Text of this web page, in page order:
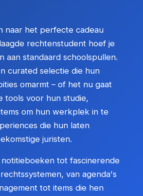
naar het perfecte cadeau
rechtenstudent hoef je
aan standaard schoolspullen.
curated selectie die hun
omarmt – of het nu gaat
tools voor hun studie,
om hun werkplek in te
die hun laten
juristen.
tot fascinerende
van agenda's
tot items die hen